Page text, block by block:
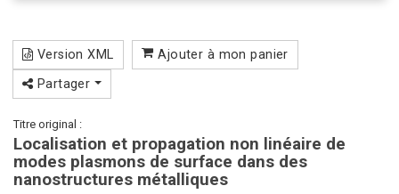
Version XML Ajouter à mon panier
Partager
Titre original :
Localisation et propagation non linéaire de
modes plasmons de surface dans des
nanostructures métalliques